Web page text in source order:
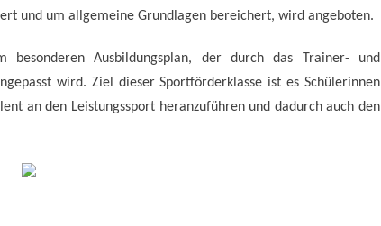
und um allgemeine Grundlagen bereichert, wird angeboten.
Ausbildungsplan, der durch das Trainer- und
wird. Ziel dieser Sportförderklasse ist es Schülerinnen
an den Leistungssport heranzuführen und dadurch auch den